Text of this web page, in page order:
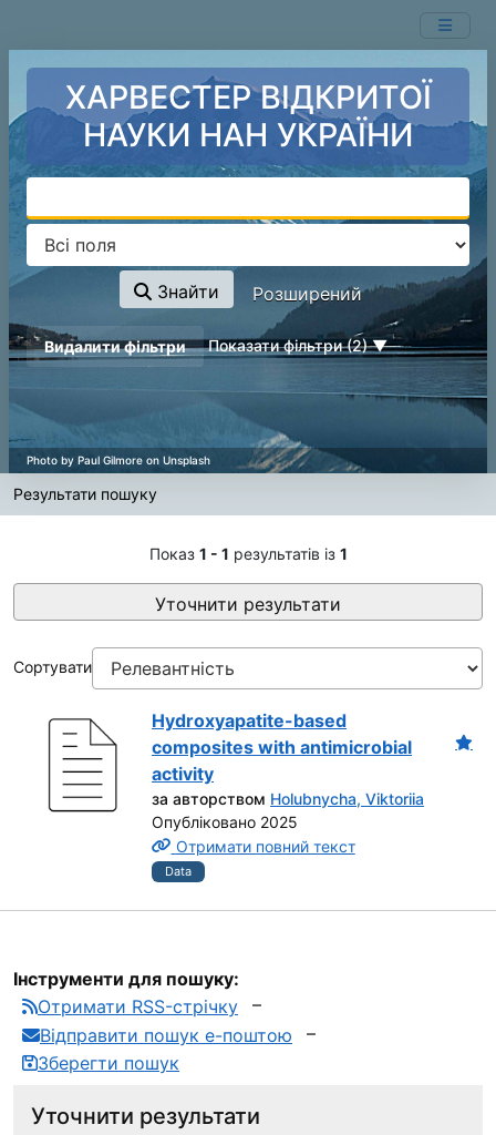
ХАРВЕСТЕР ВІДКРИТОЇ
НАУКИ НАН УКРАЇНИ
Знайти Розширений
page_reload_on_deselect_hint
Видалити фільтри Показати фільтри (2)
Результати пошуку
Показ 1 - 1 результатів із 1
Уточнити результати
Сортувати
Hydroxyapatite-based
composites with antimicrobial
activity
за авторством Holubnycha, Viktoriia
Опубліковано 2025
Отримати повний текст
Data
Інструменти для пошуку:
Отримати RSS-стрічку
Відправити пошук е-поштою
Зберегти пошук
Уточнити результати